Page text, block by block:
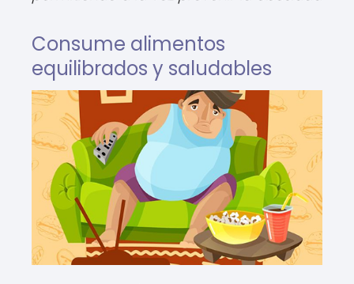
Consume alimentos
equilibrados y saludables